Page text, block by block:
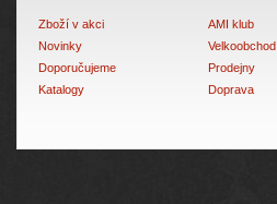
Zboží v akci
Novinky
Doporučujeme
Katalogy
AMI klub
Velkoobchod
Prodejny
Doprava